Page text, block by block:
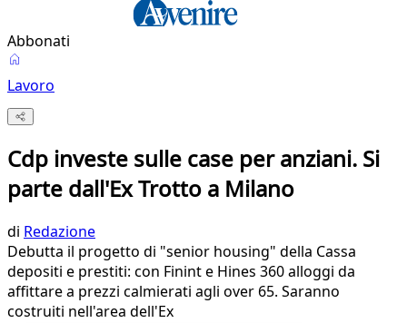
Abbonati
Lavoro
Cdp investe sulle case per anziani. Si
parte dall'Ex Trotto a Milano
di Redazione
Debutta il progetto di "senior housing" della Cassa
depositi e prestiti: con Finint e Hines 360 alloggi da
affittare a prezzi calmierati agli over 65. Saranno
costruiti nell'area dell'Ex